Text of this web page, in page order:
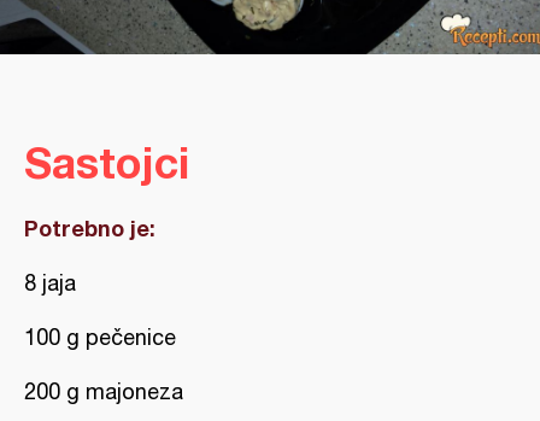
Sastojci
Potrebno je:
8 jaja
100 g pečenice
200 g majoneza